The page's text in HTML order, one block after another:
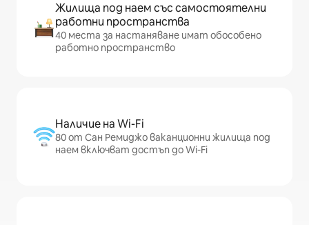
Жилища под наем със самостоятелни
работни пространства
40 места за настаняване имат обособено
работно пространство
Наличие на Wi-Fi
80 от Сан Ремиджо ваканционни жилища под
наем включват достъп до Wi-Fi